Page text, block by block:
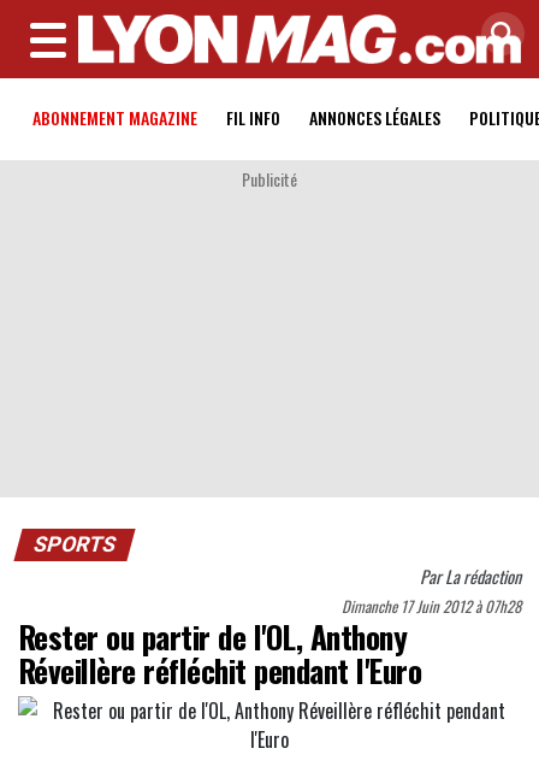
MENU
ABONNEMENT MAGAZINE FIL INFO ANNONCES LÉGALES
Publicité
SPORTS
ParLa rédaction
Dimanche 17 Juin 2012 à 07h28
Rester ou partir de l'OL, Anthony
Réveillère réfléchit pendant l'Euro